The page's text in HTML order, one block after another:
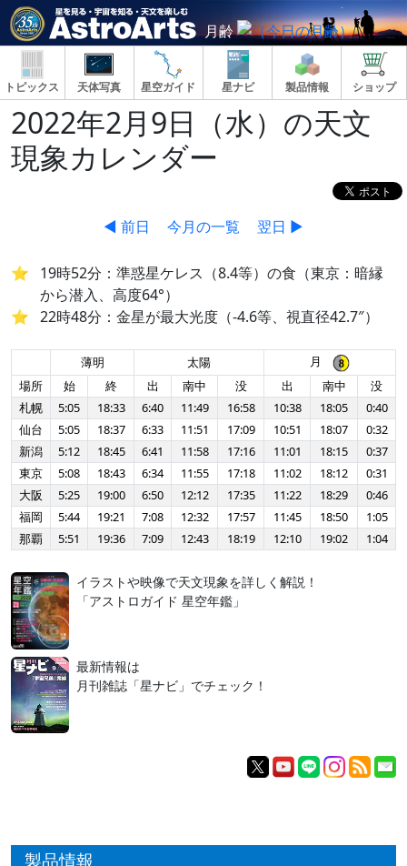
月齢
トピックス 天体写真 星空ガイド 星ナビ 製品情報 ショップ
2022年2月9日（水）の天文
現象カレンダー
◀ 前日 今月の一覧 翌日 ▶
19時52分：準惑星ケレス（8.4等）の食（東京：暗縁
から潜入、高度64°）
22時48分：金星が最大光度（-4.6等、視直径42.7″）
薄明 太陽
月
場所
始 終 出 南中 没 出 南中
没
札幌
5:05 18:33 6:40 11:49 16:58 10:38 18:05
0:40
仙台
5:05 18:37 6:33 11:51 17:09 10:51 18:07
0:32
新潟
5:12 18:45 6:41 11:58 17:16 11:01 18:15
0:37
東京
5:08 18:43 6:34 11:55 17:18 11:02 18:12
0:31
大阪
5:25 19:00 6:50 12:12 17:35 11:22 18:29
0:46
福岡
5:44 19:21 7:08 12:32 17:57 11:45 18:50
1:05
那覇
5:51 19:36 7:09 12:43 18:19 12:10 19:02 1:04
イラストや映像で天文現象を詳しく解説！
「アストロガイド 星空年鑑」
最新情報は
月刊雑誌「星ナビ」でチェック！
製品情報